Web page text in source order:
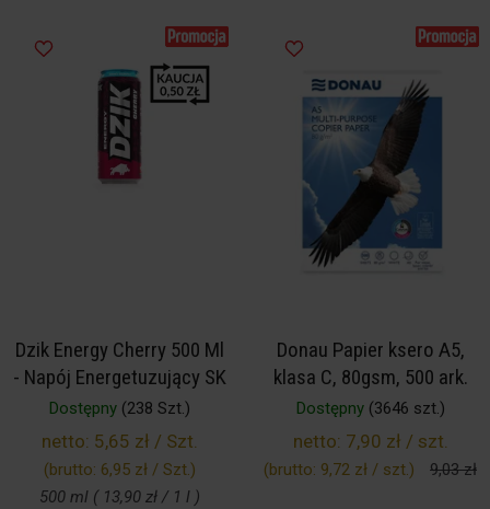
Dzik Energy Cherry 500 Ml
- Napój Energetuzujący SK
Dostępny (238 Szt.)
netto: 5,65 zł / Szt.
(brutto: 6,95 zł / Szt.)
500 ml ( 13,90 zł / 1 l )
Donau Papier ksero A5,
klasa C, 80gsm, 500 ark.
Dostępny(3646 szt.)
netto: 7,90 zł / szt.
(brutto: 9,72 zł / szt.) 9,03 zł